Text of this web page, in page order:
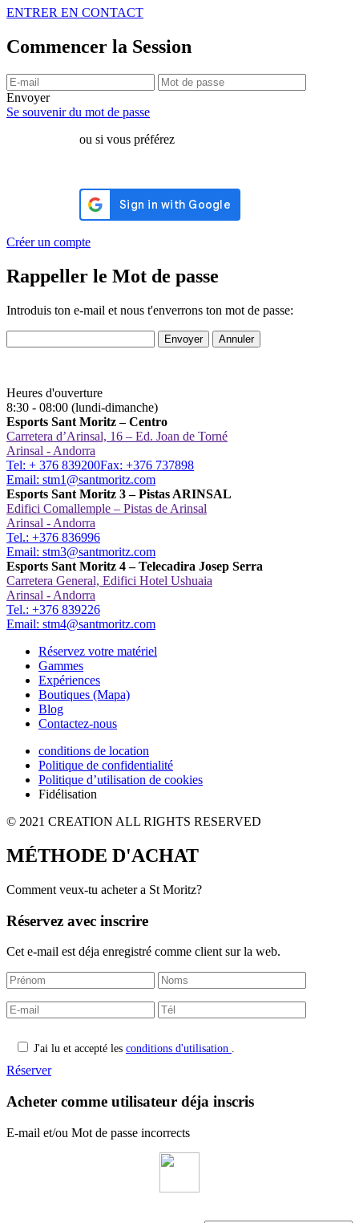
ENTRER EN CONTACT
Commencer la Session
Envoyer
Se souvenir du mot de passe
ou si vous préférez
Créer un compte
Rappeller le Mot de passe
Introduis ton e-mail et nous t'enverrons ton mot de passe:
Envoyer Annuler
Heures d'ouverture
8:30 - 08:00 (lundi-dimanche)
Esports Sant Moritz – Centro
Carretera d’Arinsal, 16 – Ed. Joan de Torné
Arinsal - Andorra
Tel: + 376 839200Fax: +376 737898
Email: stm1@santmoritz.com
Esports Sant Moritz 3 – Pistas ARINSAL
Edifici Comallemple – Pistas de Arinsal
Arinsal - Andorra
Tel.: +376 836996
Email: stm3@santmoritz.com
Esports Sant Moritz 4 – Telecadira Josep Serra
Carretera General, Edifici Hotel Ushuaia
Arinsal - Andorra
Tel.: +376 839226
Email: stm4@santmoritz.com
Réservez votre matériel
Gammes
Expériences
Boutiques (Mapa)
Blog
Contactez-nous
conditions de location
Politique de confidentialité
Politique d’utilisation de cookies
Fidélisation
© 2021 CREATION ALL RIGHTS RESERVED
MÉTHODE D'ACHAT
Comment veux-tu acheter a St Moritz?
Réservez avec inscrire
Cet e-mail est déja enregistré comme client sur la web.
J'ai lu et accepté les conditions d'utilisation .
Réserver
Acheter comme utilisateur déja inscris
E-mail et/ou Mot de passe incorrects